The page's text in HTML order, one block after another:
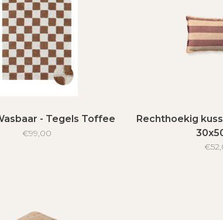
- Tegels Toffee
€99,00
Rechthoekig